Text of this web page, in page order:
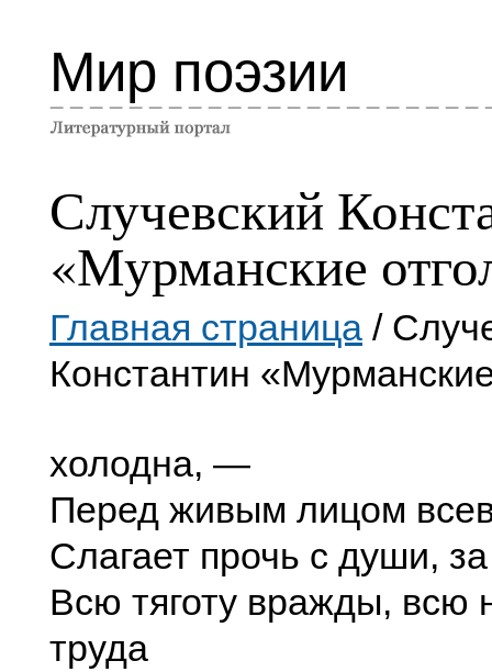
Мир поэзии
Случевский
«Мурманские
Главная страница /
Константин
холодна, —
Перед живым лицом
Слагает прочь с души,
Всю тяготу вражды, всю
труда